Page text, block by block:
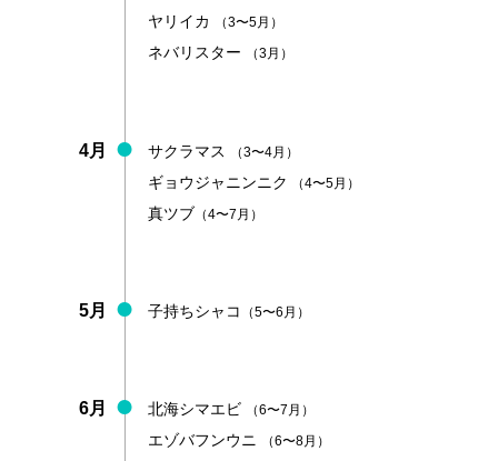
ヤリイカ （3〜5月）
ネバリスター （3月）
4月 サクラマス （3〜4月）
ギョウジャニンニク （4〜5月）
真ツブ （4〜7月）
5月 子持ちシャコ （5〜6月）
6月 北海シマエビ （6〜7月）
エゾバフンウニ （6〜8月）